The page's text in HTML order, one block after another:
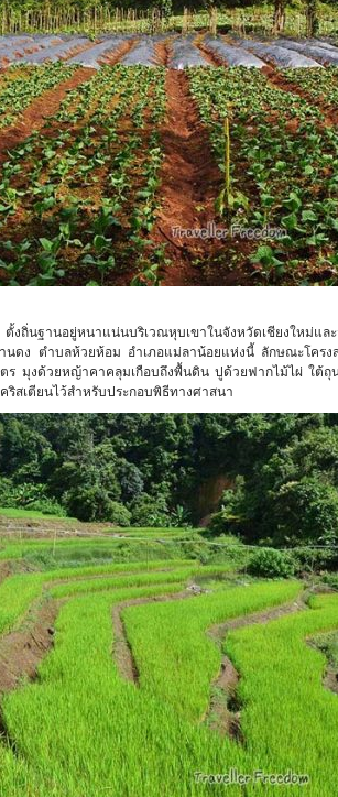
นฐานอยู่หนาแน่นบริเวณหุบเขาในจังหวัดเชียงใหม่แล
ดง ตำบลห้วยห้อม อำเภอแม่ลาน้อยแห่งนี้ ลักษณะโครง
ตร มุงด้วยหญ้าคาคลุมเกือบถึงพื้นดิน ปูด้วยฟากไม้ไผ่ ใต้ถุ
สเตียนไว้สำหรับประกอบพิธีทางศาสนา